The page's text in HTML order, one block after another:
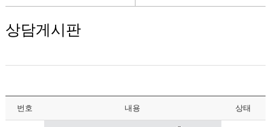
상담게시판
번호 내용 상태